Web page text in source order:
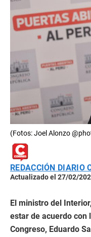
(Fotos: Joel Alonzo
REDACCIÓN DIARIO
Actualizado el 27/02/
El ministro del
estar de acuerdo con
Congreso, Eduardo